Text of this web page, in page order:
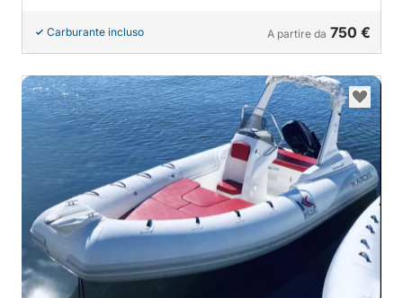
Carburante incluso A partire da 750 €